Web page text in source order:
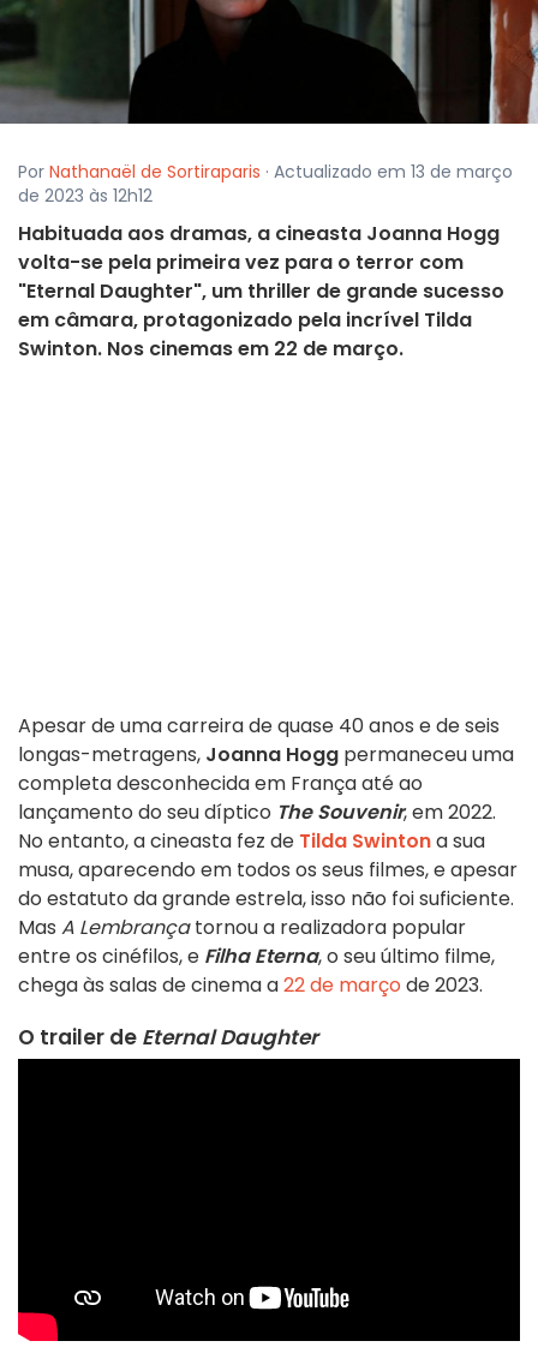
Por Nathanaël de Sortiraparis · Actualizado em 13 de março
de 2023 às 12h12
Habituada aos dramas, a cineasta Joanna Hogg
volta-se pela primeira vez para o terror com
"Eternal Daughter", um thriller de grande sucesso
em câmara, protagonizado pela incrível Tilda
Swinton. Nos cinemas em 22 de março.
Apesar de uma carreira de quase 40 anos e de seis
longas-metragens, Joanna Hogg permaneceu uma
completa desconhecida em França até ao
lançamento do seu díptico The Souvenir, em 2022.
No entanto, a cineasta fez de Tilda Swintona sua
musa, aparecendo em todos os seus filmes, e apesar
do estatuto da grande estrela, isso não foi suficiente.
Mas A Lembrançatornou a realizadora popular
entre os cinéfilos, e Filha Eterna, o seu último filme,
chega às salas de cinema a22 de março de 2023.
O trailer de Eternal Daughter